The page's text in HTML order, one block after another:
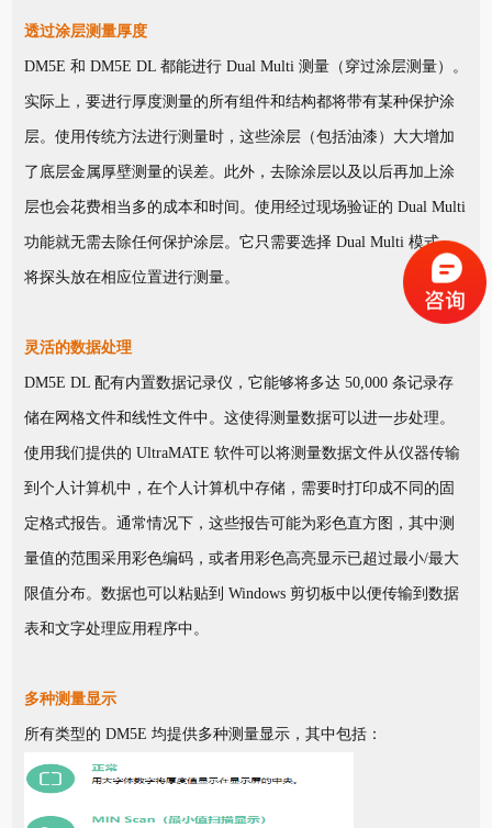
透过涂层测量厚度
DM5E 和 DM5E DL 都能进行 Dual Multi 测量（穿过涂层测量）。
实际上，要进行厚度测量的所有组件和结构都将带有某种保护涂
层。使用传统方法进行测量时，这些涂层（包括油漆）大大增加
了底层金属厚壁测量的误差。此外，去除涂层以及以后再加上涂
层也会花费相当多的成本和时间。使用经过现场验证的 Dual Multi
功能就无需去除任何保护涂层。它只需要选择 Dual Multi 模式，
将探头放在相应位置进行测量。
灵活的数据处理
DM5E DL 配有内置数据记录仪，它能够将多达 50,000 条记录存
储在网格文件和线性文件中。这使得测量数据可以进一步处理。
使用我们提供的 UltraMATE 软件可以将测量数据文件从仪器传输
到个人计算机中，在个人计算机中存储，需要时打印成不同的固
定格式报告。通常情况下，这些报告可能为彩色直方图，其中测
量值的范围采用彩色编码，或者用彩色高亮显示已超过最小/最大
限值分布。数据也可以粘贴到 Windows 剪切板中以便传输到数据
表和文字处理应用程序中。
多种测量显示
所有类型的 DM5E 均提供多种测量显示，其中包括：